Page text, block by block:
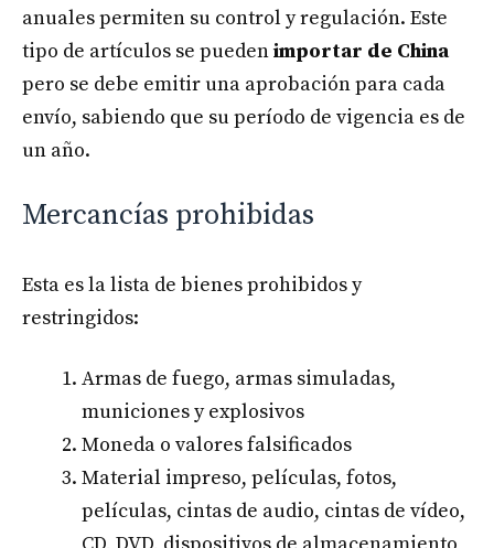
anuales permiten su control y regulación. Este
tipo de artículos se puedenimportar de China
pero se debe emitir una aprobación para cada
envío, sabiendo que su período de vigencia es de
un año.
Mercancías prohibidas
Esta es la lista de bienes prohibidos y
restringidos:
Armas de fuego, armas simuladas,
municiones y explosivos
Moneda o valores falsificados
Material impreso, películas, fotos,
películas, cintas de audio, cintas de vídeo,